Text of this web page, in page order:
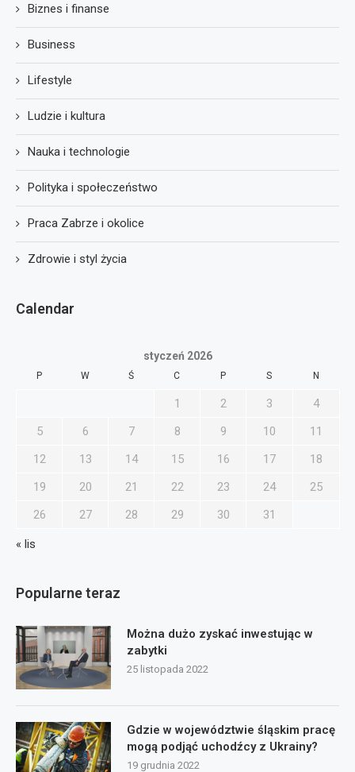
Popularne teraz
Można dużo zyskać inwestując w
zabytki
25 listopada 2022
Gdzie w województwie śląskim pracę
mogą podjąć uchodźcy z Ukrainy?
19 grudnia 2022
Biznes i finanse
Business
Lifestyle
Ludzie i kultura
Nauka i technologie
Polityka i społeczeństwo
Praca Zabrze i okolice
Zdrowie i styl życia
Calendar
styczeń 2026
P W Ś C P S N
1 2 3
4
5
6 7 8 9 10
11
12
13 14 15 16 17
18
19
20 21 22 23 24
25
26
27 28 29 30 31
« lis